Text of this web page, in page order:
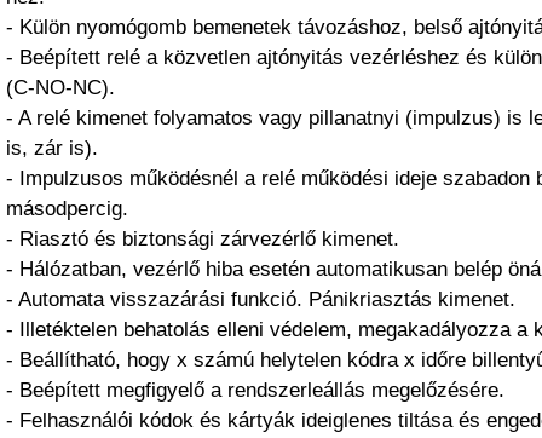
- Külön nyomógomb bemenetek távozáshoz, belső
- Beépített relé a közvetlen ajtónyitás vezérléshez és
(C-NO-NC).
- A relé kimenet folyamatos vagy pillanatnyi (impulzus) is
is, zár is).
- Impulzusos működésnél a relé működési ideje szabadon
másodpercig.
- Riasztó és biztonsági zárvezérlő kimenet.
- Hálózatban, vezérlő hiba esetén automatikusan belép
- Automata visszazárási funkció. Pánikriasztás kimenet.
- Illetéktelen behatolás elleni védelem, megakadályozza a
- Beállítható, hogy x számú helytelen kódra x időre
- Beépített megfigyelő a rendszerleállás megelőzésére.
- Felhasználói kódok és kártyák ideiglenes tiltása és